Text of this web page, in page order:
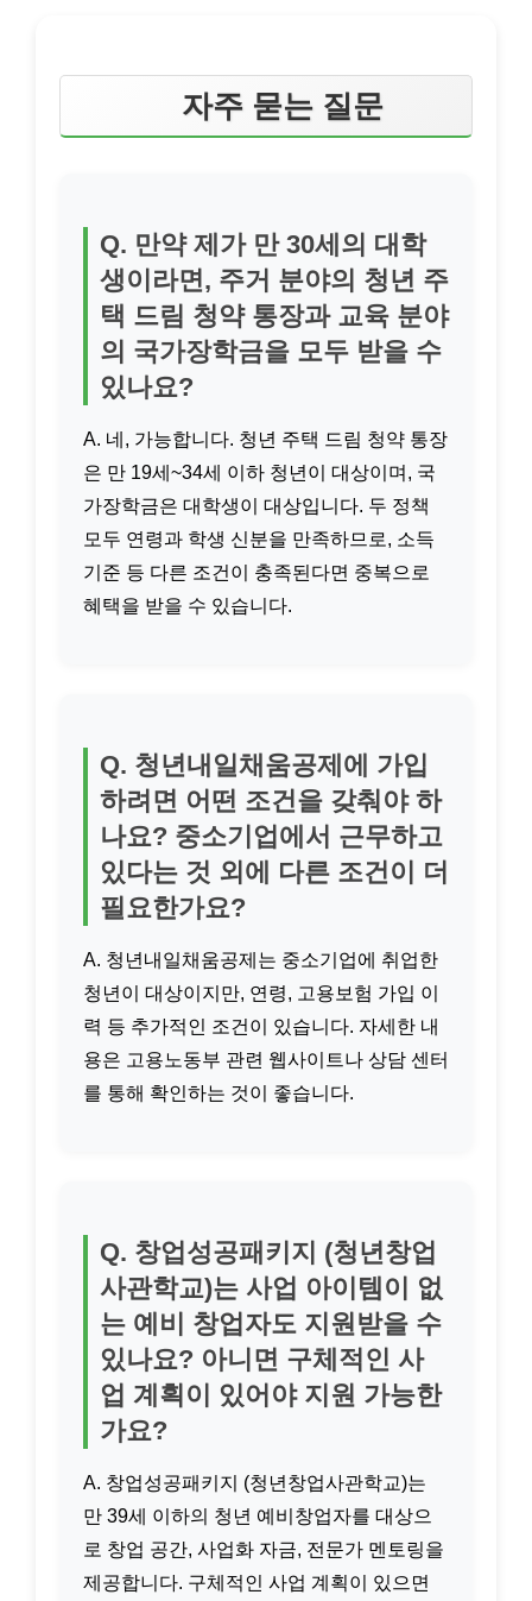
자주 묻는 질문
Q. 만약 제가 만 30세의 대학
생이라면, 주거 분야의 청년 주
택 드림 청약 통장과 교육 분야
의 국가장학금을 모두 받을 수
있나요?
A. 네, 가능합니다. 청년 주택 드림 청약 통장
은 만 19세~34세 이하 청년이 대상이며, 국
가장학금은 대학생이 대상입니다. 두 정책
모두 연령과 학생 신분을 만족하므로, 소득
기준 등 다른 조건이 충족된다면 중복으로
혜택을 받을 수 있습니다.
Q. 청년내일채움공제에 가입
하려면 어떤 조건을 갖춰야 하
나요? 중소기업에서 근무하고
있다는 것 외에 다른 조건이 더
필요한가요?
A. 청년내일채움공제는 중소기업에 취업한
청년이 대상이지만, 연령, 고용보험 가입 이
력 등 추가적인 조건이 있습니다. 자세한 내
용은 고용노동부 관련 웹사이트나 상담 센터
를 통해 확인하는 것이 좋습니다.
Q. 창업성공패키지 (청년창업
사관학교)는 사업 아이템이 없
는 예비 창업자도 지원받을 수
있나요? 아니면 구체적인 사
업 계획이 있어야 지원 가능한
가요?
A. 창업성공패키지 (청년창업사관학교)는
만 39세 이하의 청년 예비창업자를 대상으
로 창업 공간, 사업화 자금, 전문가 멘토링을
제공합니다. 구체적인 사업 계획이 있으면